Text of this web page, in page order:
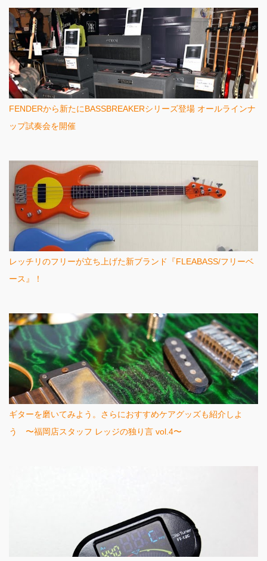
FENDERから新たにBASSBREAKERシリーズ登場 オールラインナ
ップ試奏会を開催
レッチリのフリーが立ち上げた新ブランド『FLEABASS/フリーベ
ース』！
ギターを磨いてみよう。さらにおすすめケアグッズも紹介しよ
う 〜福岡店スタッフ レッジの独り言 vol.4〜